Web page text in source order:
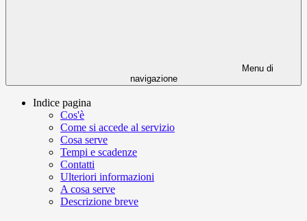
Menu di
navigazione
Indice pagina
Cos'è
Come si accede al servizio
Cosa serve
Tempi e scadenze
Contatti
Ulteriori informazioni
A cosa serve
Descrizione breve